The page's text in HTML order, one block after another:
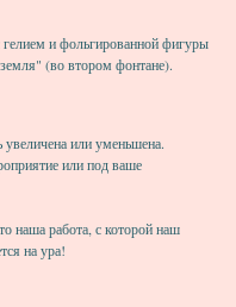
и фольгированной фигуры
(во втором фонтане).
или уменьшена.
или под ваше
наша работа, с которой наш
на ура!